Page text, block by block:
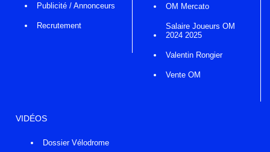
Publicité / Annonceurs
Recrutement
OM Mercato
Salaire Joueurs OM
2024 2025
Valentin Rongier
Vente OM
VIDÉOS
Dossier Vélodrome